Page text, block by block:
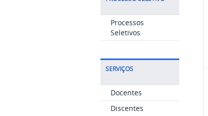
Processos
Seletivos
SERVIÇOS
Docentes
Discentes